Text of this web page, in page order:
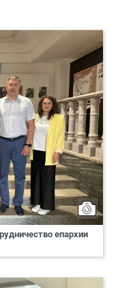
епархии